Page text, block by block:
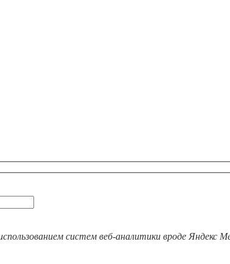
систем веб-аналитики вроде Яндекс